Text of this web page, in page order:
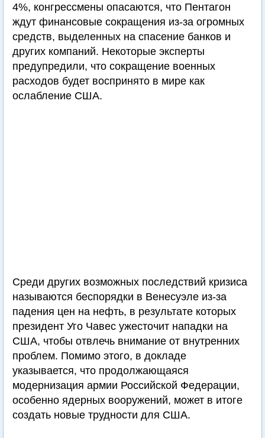
4%, конгрессмены опасаются, что Пентагон
ждут финансовые сокращения из-за огромных
средств, выделенных на спасение банков и
других компаний. Некоторые эксперты
предупредили, что сокращение военных
расходов будет воспринято в мире как
ослабление США.
Среди других возможных последствий кризиса
называются беспорядки в Венесуэле из-за
падения цен на нефть, в результате которых
президент Уго Чавес ужесточит нападки на
США, чтобы отвлечь внимание от внутренних
проблем. Помимо этого, в докладе
указывается, что продолжающаяся
модернизация армии Российской Федерации,
особенно ядерных вооружений, может в итоге
создать новые трудности для США.